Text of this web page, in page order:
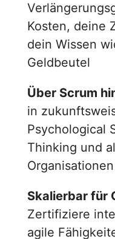
Kosten, deine
dein Wissen
Geldbeutel
Über Scrum
in
Psychological
Thinking und
Skalierbar für
Zertifiziere
agile